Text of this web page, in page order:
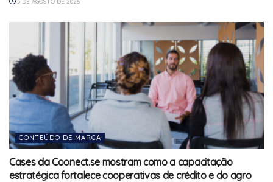
CONTEÚDO DE MARCA
Cases da Coonect.se mostram como a capacitação
estratégica fortalece cooperativas de crédito e do agro